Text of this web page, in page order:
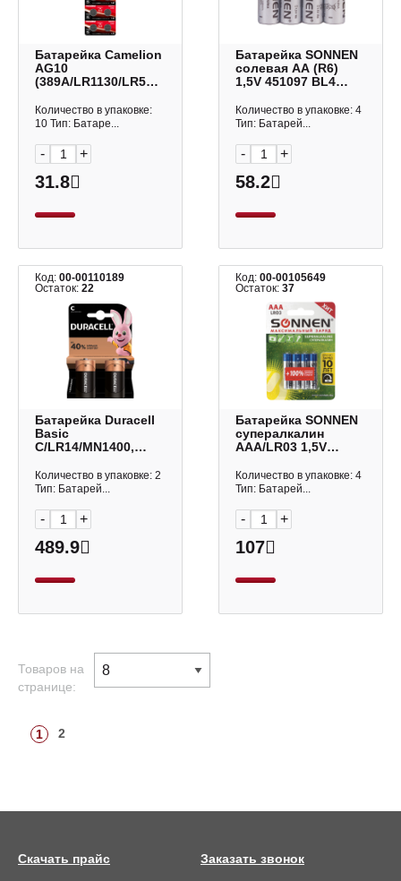
Батарейка Camelion
AG10
(389A/LR1130/LR54/189)
диск 1шт
Количество в упаковке:
10 Тип: Батаре...
- +
31.8
Батарейка SONNEN
солевая AA (R6)
1,5V 451097 BL4
Количество в упаковке: 4
Тип: Батарей...
- +
58.2
Код: 00-00110189
Остаток: 22
Батарейка Duraсell
Basic
C/LR14/MN1400,
(1уп*2шт)
Количество в упаковке: 2
Тип: Батарей...
- +
489.9
Код:00-00105649
Остаток:37
Батарейка SONNEN
супералкалин
AAА/LR03 1,5V
(1уп*4шт.)
Количество в упаковке: 4
Тип: Батарей...
- +
107
Товаров на
странице:
1 2
Заказать звонок
Скачать прайс